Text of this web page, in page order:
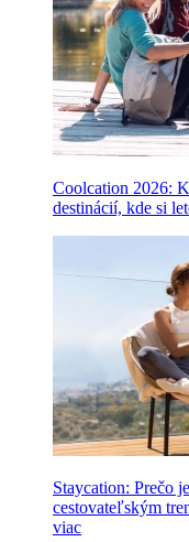
Coolcation 2026:
destinácií, kde si
Staycation: Prečo
cestovateľským
viac